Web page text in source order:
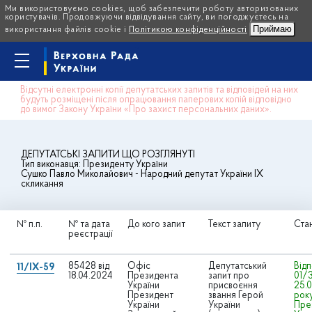
Ми використовуємо cookies, щоб забезпечити роботу авторизованих
користувачів. Продовжуючи відвідування сайту, ви погоджуєтесь на
використання файлів cookie і
Політикою конфіденційності Приймаю
Відсутні електронні копії депутатських запитів та відповідей на них
будуть розміщені після опрацювання паперових копій відповідно
до вимог Закону України «Про захист персональних даних».
ДЕПУТАТСЬКІ ЗАПИТИ ЩО РОЗГЛЯНУТІ
Тип виконавця: Президенту України
Сушко Павло Миколайович - Народний депутат України IX
скликання
№ п.п.
№ та дата
реєстрації
До кого запит Текст запиту
11/IX-59
85428 від
18.04.2024
Офіс
Президента
України
Президент
України
Депутатський
запит про
присвоєння
звання Герой
України
01/